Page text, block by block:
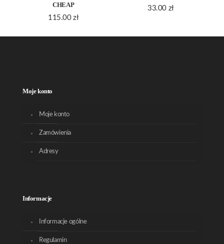
CHEAP
115.00 zł
33.00 zł
Moje konto
Moje konto
Zamówienia
Adresy
Informacje
Informacje ogólne
Regulamin